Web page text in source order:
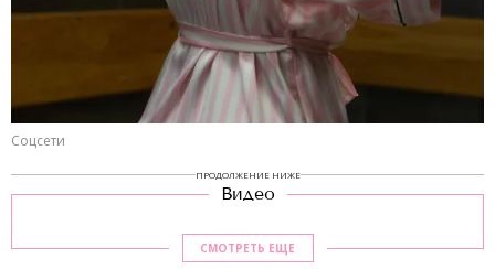
Соцсети
ПРОДОЛЖЕНИЕ НИЖЕ
Видео
СМОТРЕТЬ ЕЩЕ